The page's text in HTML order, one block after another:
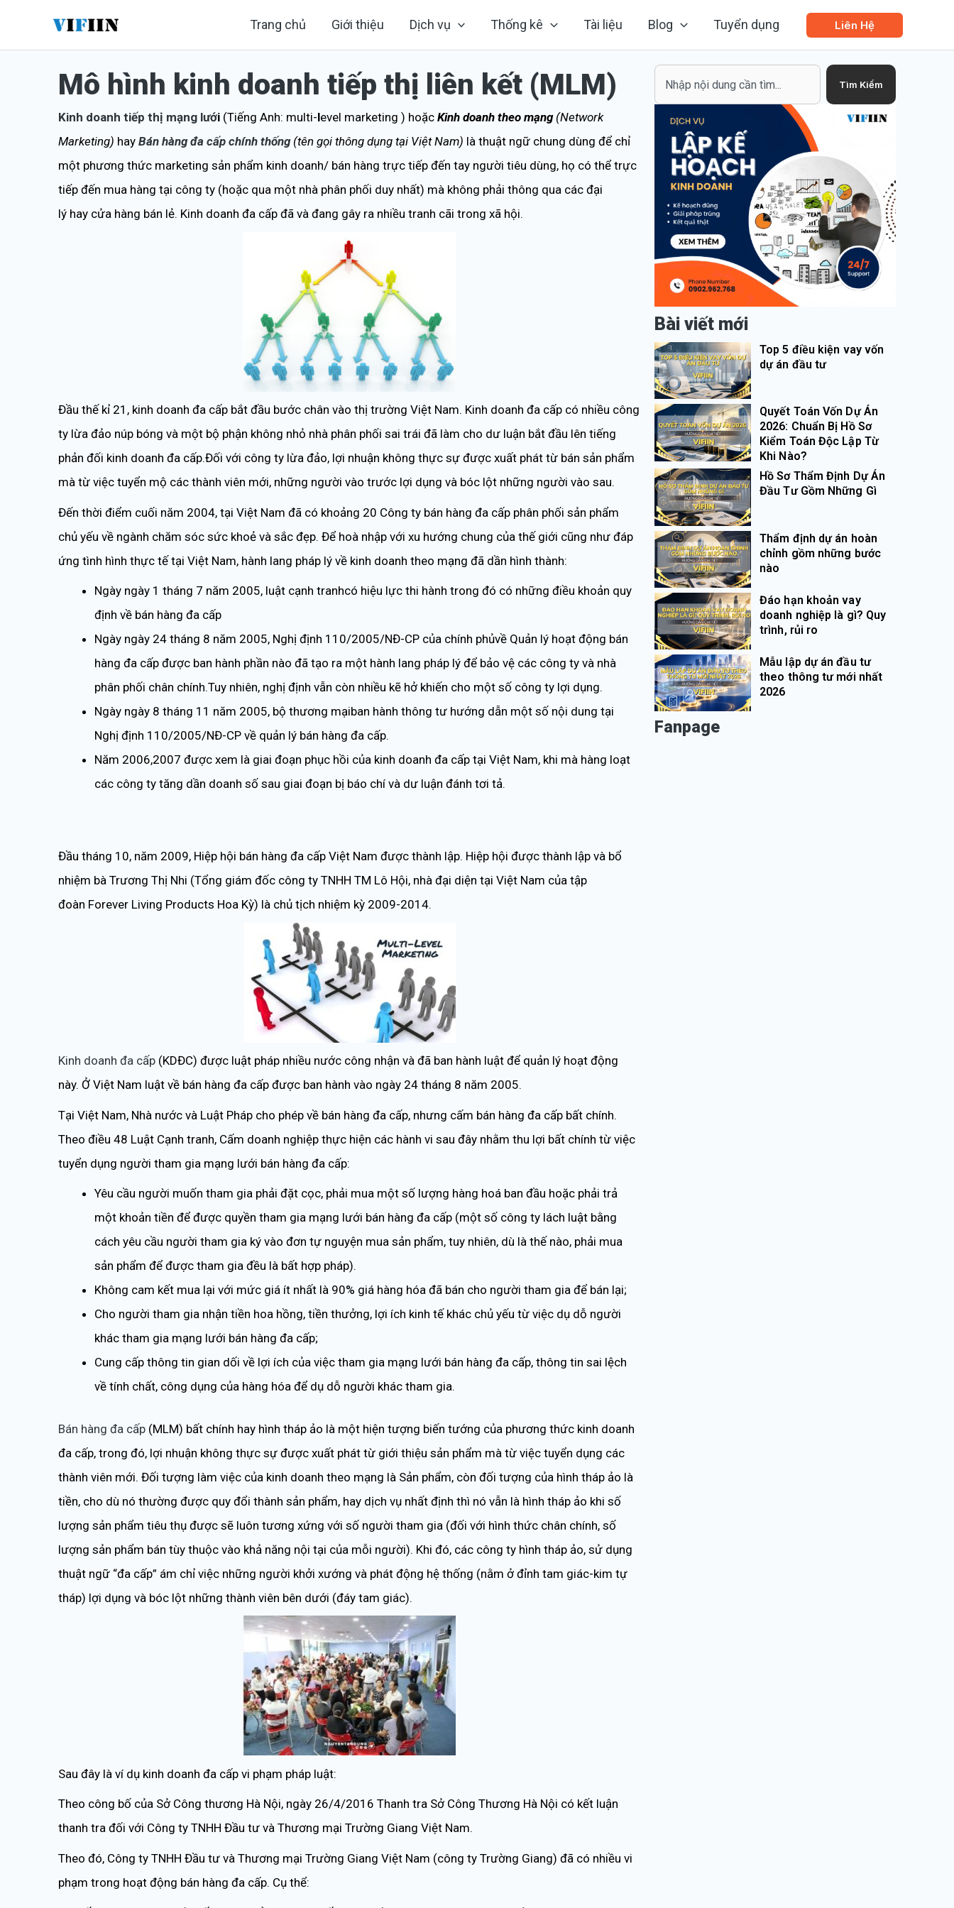
Trang chủ Giới thiệu Dịch vụ Thống kê Tài liệu Blog Tuyển dụng Liên Hệ
Mô hình kinh doanh tiếp thị liên kết (MLM)
Kinh doanh tiếp thị mạng lưới (Tiếng Anh: multi-level marketing ) hoặc Kinh doanh theo mạng (Network
Marketing) hay Bán hàng đa cấp chính thống (tên gọi thông dụng tại Việt Nam) là thuật ngữ chung dùng để chỉ
một phương thức marketing sản phẩm kinh doanh/ bán hàng trực tiếp đến tay người tiêu dùng, họ có thể trực
tiếp đến mua hàng tại công ty (hoặc qua một nhà phân phối duy nhất) mà không phải thông qua các đại
lý hay cửa hàng bán lẻ. Kinh doanh đa cấp đã và đang gây ra nhiều tranh cãi trong xã hội.
Đầu thế kỉ 21, kinh doanh đa cấp bắt đầu bước chân vào thị trường Việt Nam. Kinh doanh đa cấp có nhiều công
ty lừa đảo núp bóng và một bộ phận không nhỏ nhà phân phối sai trái đã làm cho dư luận bắt đầu lên tiếng
phản đối kinh doanh đa cấp.Đối với công ty lừa đảo, lợi nhuận không thực sự được xuất phát từ bán sản phẩm
mà từ việc tuyển mộ các thành viên mới, những người vào trước lợi dụng và bóc lột những người vào sau.
Đến thời điểm cuối năm 2004, tại Việt Nam đã có khoảng 20 Công ty bán hàng đa cấp phân phối sản phẩm
chủ yếu về ngành chăm sóc sức khoẻ và sắc đẹp. Để hoà nhập với xu hướng chung của thế giới cũng như đáp
ứng tình hình thực tế tại Việt Nam, hành lang pháp lý về kinh doanh theo mạng đã dần hình thành:
Ngày ngày 1 tháng 7 năm 2005, luật cạnh tranhcó hiệu lực thi hành trong đó có những điều khoản quy
định về bán hàng đa cấp
Ngày ngày 24 tháng 8 năm 2005, Nghị định 110/2005/NĐ-CP của chính phủvề Quản lý hoạt động bán
hàng đa cấp được ban hành phần nào đã tạo ra một hành lang pháp lý để bảo vệ các công ty và nhà
phân phối chân chính.Tuy nhiên, nghị định vẫn còn nhiều kẽ hở khiến cho một số công ty lợi dụng.
Ngày ngày 8 tháng 11 năm 2005, bộ thương mạiban hành thông tư hướng dẫn một số nội dung tại
Nghị định 110/2005/NĐ-CP về quản lý bán hàng đa cấp.
Năm 2006,2007 được xem là giai đoạn phục hồi của kinh doanh đa cấp tại Việt Nam, khi mà hàng loạt
các công ty tăng dần doanh số sau giai đoạn bị báo chí và dư luận đánh tơi tả.
Đầu tháng 10, năm 2009, Hiệp hội bán hàng đa cấp Việt Nam được thành lập. Hiệp hội được thành lập và bổ
nhiệm bà Trương Thị Nhi (Tổng giám đốc công ty TNHH TM Lô Hội, nhà đại diện tại Việt Nam của tập
đoàn Forever Living Products Hoa Kỳ) là chủ tịch nhiệm kỳ 2009-2014.
Kinh doanh đa cấp (KDĐC) được luật pháp nhiều nước công nhận và đã ban hành luật để quản lý hoạt động
này. Ở Việt Nam luật về bán hàng đa cấp được ban hành vào ngày 24 tháng 8 năm 2005.
Tại Việt Nam, Nhà nước và Luật Pháp cho phép về bán hàng đa cấp, nhưng cấm bán hàng đa cấp bất chính.
Theo điều 48 Luật Cạnh tranh, Cấm doanh nghiệp thực hiện các hành vi sau đây nhằm thu lợi bất chính từ việc
tuyển dụng người tham gia mạng lưới bán hàng đa cấp:
Yêu cầu người muốn tham gia phải đặt cọc, phải mua một số lượng hàng hoá ban đầu hoặc phải trả
một khoản tiền để được quyền tham gia mạng lưới bán hàng đa cấp (một số công ty lách luật bằng
cách yêu cầu người tham gia ký vào đơn tự nguyện mua sản phẩm, tuy nhiên, dù là thế nào, phải mua
sản phẩm để được tham gia đều là bất hợp pháp).
Không cam kết mua lại với mức giá ít nhất là 90% giá hàng hóa đã bán cho người tham gia để bán lại;
Cho người tham gia nhận tiền hoa hồng, tiền thưởng, lợi ích kinh tế khác chủ yếu từ việc dụ dỗ người
khác tham gia mạng lưới bán hàng đa cấp;
Cung cấp thông tin gian dối về lợi ích của việc tham gia mạng lưới bán hàng đa cấp, thông tin sai lệch
về tính chất, công dụng của hàng hóa để dụ dỗ người khác tham gia.
Bán hàng đa cấp (MLM) bất chính hay hình tháp ảo là một hiện tượng biến tướng của phương thức kinh doanh
đa cấp, trong đó, lợi nhuận không thực sự được xuất phát từ giới thiệu sản phẩm mà từ việc tuyển dụng các
thành viên mới. Đối tượng làm việc của kinh doanh theo mạng là Sản phẩm, còn đối tượng của hình tháp ảo là
tiền, cho dù nó thường được quy đổi thành sản phẩm, hay dịch vụ nhất định thì nó vẫn là hình tháp ảo khi số
lượng sản phẩm tiêu thụ được sẽ luôn tương xứng với số người tham gia (đối với hình thức chân chính, số
lượng sản phẩm bán tùy thuộc vào khả năng nội tại của mỗi người). Khi đó, các công ty hình tháp ảo, sử dụng
thuật ngữ “đa cấp” ám chỉ việc những người khởi xướng và phát động hệ thống (nằm ở đỉnh tam giác-kim tự
tháp) lợi dụng và bóc lột những thành viên bên dưới (đáy tam giác).
Sau đây là ví dụ kinh doanh đa cấp vi phạm pháp luật:
Theo công bố của Sở Công thương Hà Nội, ngày 26/4/2016 Thanh tra Sở Công Thương Hà Nội có kết luận
thanh tra đối với Công ty TNHH Đầu tư và Thương mại Trường Giang Việt Nam.
Theo đó, Công ty TNHH Đầu tư và Thương mại Trường Giang Việt Nam (công ty Trường Giang) đã có nhiều vi
phạm trong hoạt động bán hàng đa cấp. Cụ thể:
Tìm Kiếm
Bài viết mới
Top 5 điều kiện vay vốn
dự án đầu tư
Quyết Toán Vốn Dự Án
2026: Chuẩn Bị Hồ Sơ
Kiểm Toán Độc Lập Từ
Khi Nào?
Hồ Sơ Thẩm Định Dự Án
Đầu Tư Gồm Những Gì
Thẩm định dự án hoàn
chỉnh gồm những bước
nào
Đáo hạn khoản vay
doanh nghiệp là gì? Quy
trình, rủi ro
Mẫu lập dự án đầu tư
theo thông tư mới nhất
2026
Fanpage